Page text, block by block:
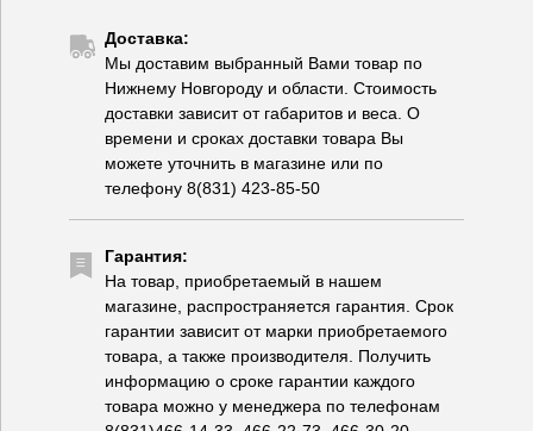
Доставка:
Мы доставим выбранный Вами товар по
Нижнему Новгороду и области. Стоимость
доставки зависит от габаритов и веса. О
времени и сроках доставки товара Вы
можете уточнить в магазине или по
телефону 8(831) 423-85-50
Гарантия:
На товар, приобретаемый в нашем
магазине, распространяется гарантия. Срок
гарантии зависит от марки приобретаемого
товара, а также производителя. Получить
информацию о сроке гарантии каждого
товара можно у менеджера по телефонам